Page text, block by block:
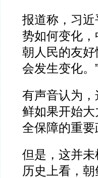
报道称，习
势如何变化
朝人民的友
会发生变化。
有声音认为
鲜如果开始
全保障的重要
但是，这并未
历史上看，